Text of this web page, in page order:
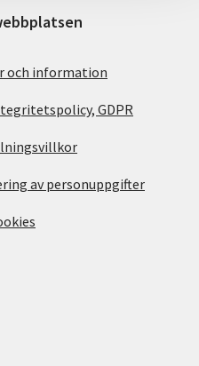
och information
GDPR
av personuppgifter